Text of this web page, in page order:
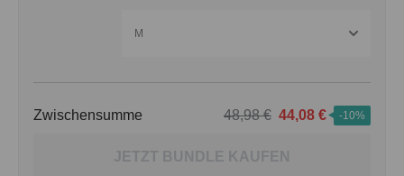
M
Zwischensumme 48,98 € 44,08 € -10%
JETZT BUNDLE KAUFEN